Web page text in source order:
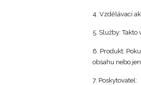
4. Vzdělávací
5. Služby:
6. Produkt:
obsahu nebo
7. Poskytovatel: